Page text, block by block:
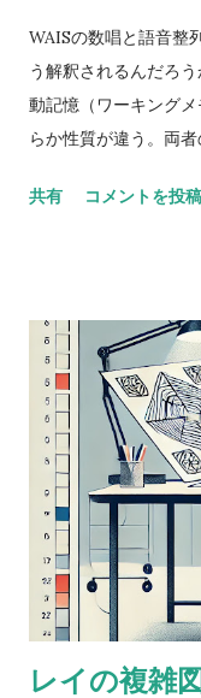
WAISの数唱と語音整
う解釈されるんだろ
動記憶（ワーキング
らか性質が違う。両
sequencing とある海
４点以上の乖離（
ばかりのアセスメン
出が明らかに難しい
度はまったく問題な
に対するスレッドの
ーンに出会ったこと
るけど、ぜんぜん専
ろうけど、語音整列
のも、数唱のように
数字という）二種類
しなきゃいけないか
共有 コメントを投稿
レイの複雑